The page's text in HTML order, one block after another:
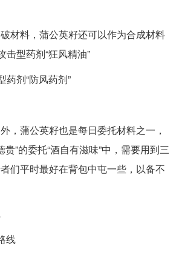
材料，蒲公英籽还可以作为合成材料
击型药剂“狂风精油”
药剂“防风药剂”
，蒲公英籽也是每日委托材料之一，
”的委托“酒自有滋味”中，需要用到三
们平时最好在背包中屯一些，以备不
线